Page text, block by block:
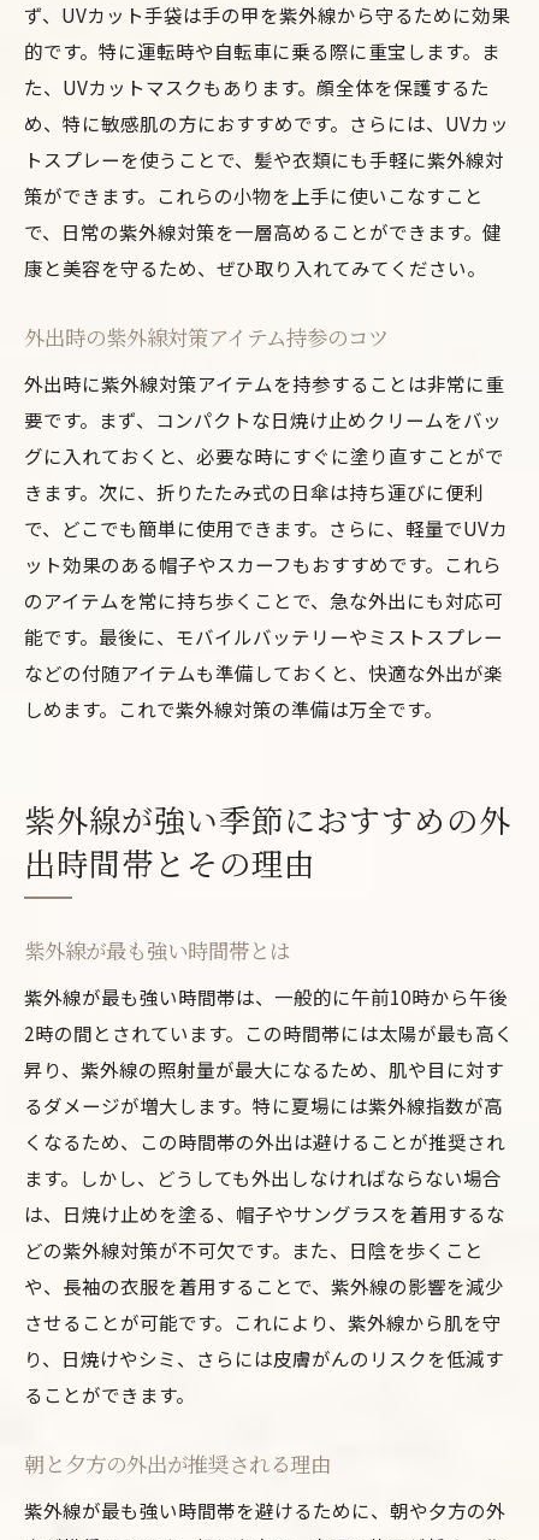
ず、UVカット手袋は手の甲を紫外線から守るために効果
的です。特に運転時や自転車に乗る際に重宝します。ま
た、UVカットマスクもあります。顔全体を保護するた
め、特に敏感肌の方におすすめです。さらには、UVカッ
トスプレーを使うことで、髪や衣類にも手軽に紫外線対
策ができます。これらの小物を上手に使いこなすこと
で、日常の紫外線対策を一層高めることができます。健
康と美容を守るため、ぜひ取り入れてみてください。
外出時の紫外線対策アイテム持参のコツ
外出時に紫外線対策アイテムを持参することは非常に重
要です。まず、コンパクトな日焼け止めクリームをバッ
グに入れておくと、必要な時にすぐに塗り直すことがで
きます。次に、折りたたみ式の日傘は持ち運びに便利
で、どこでも簡単に使用できます。さらに、軽量でUVカ
ット効果のある帽子やスカーフもおすすめです。これら
のアイテムを常に持ち歩くことで、急な外出にも対応可
能です。最後に、モバイルバッテリーやミストスプレー
などの付随アイテムも準備しておくと、快適な外出が楽
しめます。これで紫外線対策の準備は万全です。
紫外線が強い季節におすすめの外
出時間帯とその理由
紫外線が最も強い時間帯とは
紫外線が最も強い時間帯は、一般的に午前10時から午後
2時の間とされています。この時間帯には太陽が最も高く
昇り、紫外線の照射量が最大になるため、肌や目に対す
るダメージが増大します。特に夏場には紫外線指数が高
くなるため、この時間帯の外出は避けることが推奨され
ます。しかし、どうしても外出しなければならない場合
は、日焼け止めを塗る、帽子やサングラスを着用するな
どの紫外線対策が不可欠です。また、日陰を歩くこと
や、長袖の衣服を着用することで、紫外線の影響を減少
させることが可能です。これにより、紫外線から肌を守
り、日焼けやシミ、さらには皮膚がんのリスクを低減す
ることができます。
朝と夕方の外出が推奨される理由
紫外線が最も強い時間帯を避けるために、朝や夕方の外